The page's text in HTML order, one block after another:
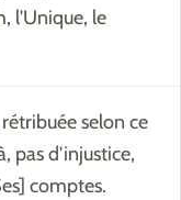
l'Unique, le
selon ce
pas d'injustice,
comptes.